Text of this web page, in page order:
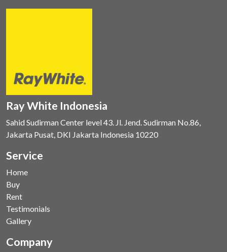
Ray White Indonesia
Sahid Sudirman Center level 43. Jl. Jend. Sudirman No.86,
Jakarta Pusat, DKI Jakarta Indonesia 10220
Service
Home
Buy
Rent
Testimonials
Gallery
Company